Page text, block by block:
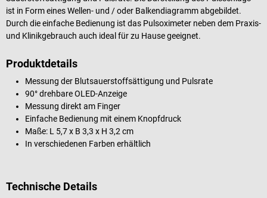
ist in Form eines Wellen- und / oder Balkendiagramm abgebildet.
Durch die einfache Bedienung ist das Pulsoximeter neben dem Praxis-
und Klinikgebrauch auch ideal für zu Hause geeignet.
Produktdetails
Messung der Blutsauerstoffsättigung und Pulsrate
90° drehbare OLED-Anzeige
Messung direkt am Finger
Einfache Bedienung mit einem Knopfdruck
Maße: L 5,7 x B 3,3 x H 3,2 cm
In verschiedenen Farben erhältlich
Technische Details